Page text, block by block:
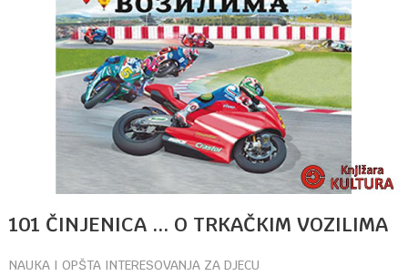
101 ČINJENICA ... O TRKAČKIM VOZILIMA
NAUKA I OPŠTA INTERESOVANJA ZA DJECU